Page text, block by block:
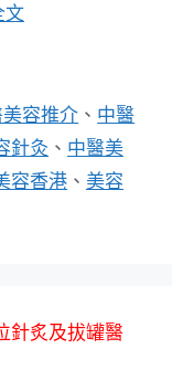
文
容推介 、 中醫
針灸 、 中醫美
容香港 、 美容
針炙及拔罐醫